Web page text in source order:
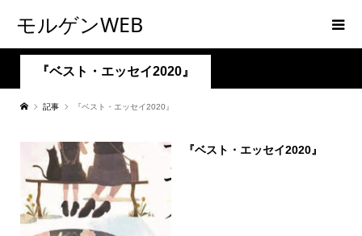
モルゲンWEB
『ベスト・エッセイ2020』
記事 『ベスト・エッセイ2020』
『ベスト・エッセイ2020』